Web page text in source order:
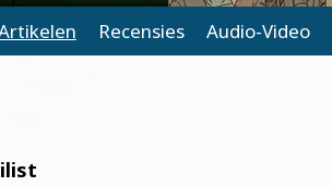
Recensies Audio-Video